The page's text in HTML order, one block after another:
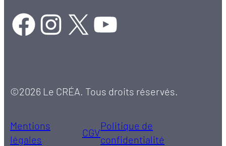
Facebook Instagram X YouTube
©2026 Le CRÉA. Tous droits réservés.
Mentions
légales
CGV
Politique de
confidentialité